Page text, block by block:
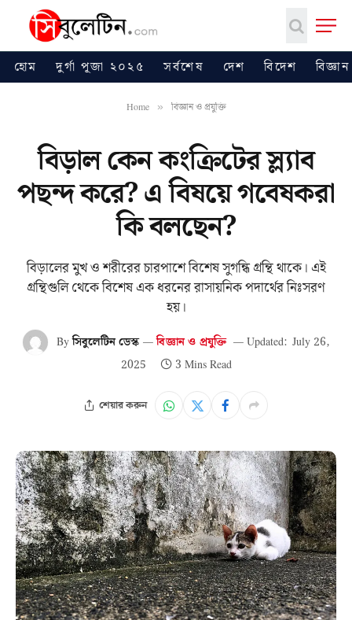
হোম দুর্গা পূজা ২০২৫ সর্বশেষ দেশ বিদেশ
Home » বিজ্ঞান ও প্রযুক্তি
বিড়াল কেন কংক্রিটের স্ল্যাব
পছন্দ করে? এ বিষয়ে গবেষকরা
কি বলছেন?
বিড়ালের মুখ ও শরীরের চারপাশে বিশেষ সুগন্ধি গ্রন্থি থাকে। এই
গ্রন্থিগুলি থেকে বিশেষ এক ধরনের রাসায়নিক পদার্থের নিঃসরণ
হয়।
Byসিবুলেটিন ডেস্ক বিজ্ঞান ও প্রযুক্তি Updated: July 26,
2025
3 Mins Read
শেয়ার করুন